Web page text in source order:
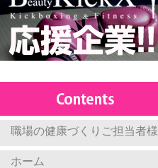
職場の健康づくりご担当者様
ホーム